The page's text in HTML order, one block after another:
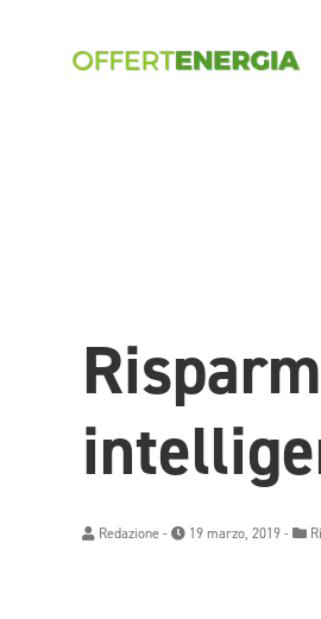
Redazione- 19 marzo, 2019 -